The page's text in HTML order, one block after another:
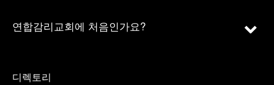
연합감리교회에 처음인가요?
디렉토리